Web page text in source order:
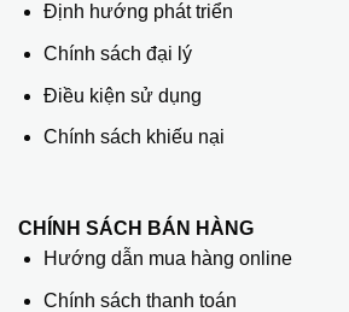
Định hướng phát triển
Chính sách đại lý
Điều kiện sử dụng
Chính sách khiếu nại
CHÍNH SÁCH BÁN HÀNG
Hướng dẫn mua hàng online
Chính sách thanh toán